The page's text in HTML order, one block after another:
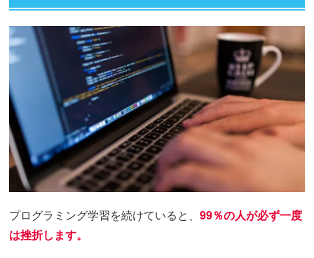
プログラミング学習を続けていると、99％の人が必ず一度
は挫折します。